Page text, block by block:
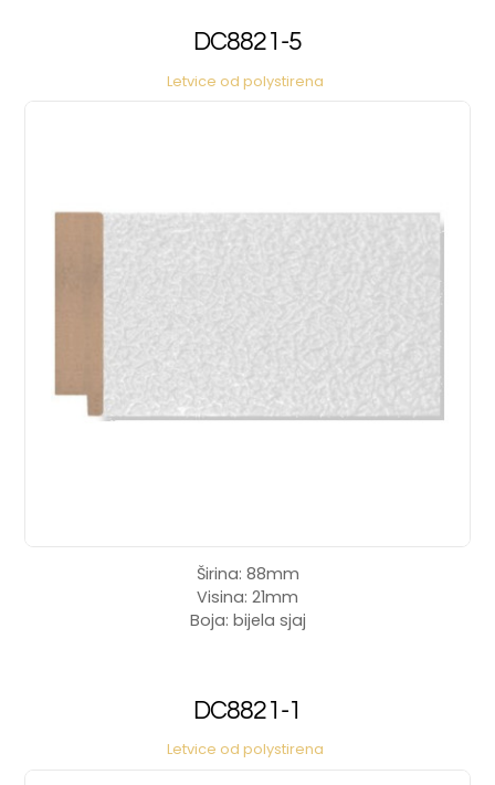
DC8821-5
Letvice od polystirena
Širina: 88mm
Visina: 21mm
Boja: bijela sjaj
DC8821-1
Letvice od polystirena